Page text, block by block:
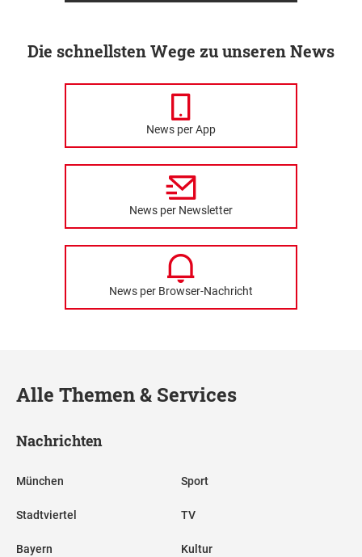
Die schnellsten Wege zu unseren News
News per App
News per Newsletter
News per Browser-Nachricht
Alle Themen & Services
Nachrichten
München
Stadtviertel
Bayern
Sport
TV
Kultur